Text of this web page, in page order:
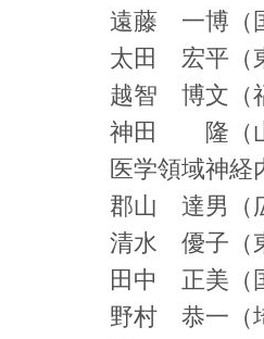
遠藤 一博（
太田 宏平（
越智 博文（
神田 隆（山
医学領域神
郡山 達男（
清水 優子（
田中 正美（
野村 恭一（